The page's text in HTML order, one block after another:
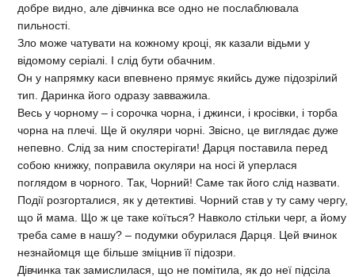
добре видно, але дівчинка все одно не послаблювала
пильності.
Зло може чатувати на кожному кроці, як казали відьми у
відомому серіалі. І слід бути обачним.
Он у напрямку каси впевнено прямує якийсь дуже підозрілий
тип. Даринка його одразу завважила.
Весь у чорному – і сорочка чорна, і джинси, і кросівки, і торба
чорна на плечі. Ще й окуляри чорні. Звісно, це виглядає дуже
непевно. Слід за ним спостерігати! Дарця поставила перед
собою книжку, поправила окуляри на носі й уперлася
поглядом в чорного. Так, Чорний! Саме так його слід назвати.
Події розгорталися, як у детективі. Чорний став у ту саму чергу,
що й мама. Що ж це таке коїться? Навколо стільки черг, а йому
треба саме в нашу? – подумки обурилася Дарця. Цей вчинок
незнайомця ще більше зміцнив її підозри.
Дівчинка так замислилася, що не помітила, як до неї підсіла